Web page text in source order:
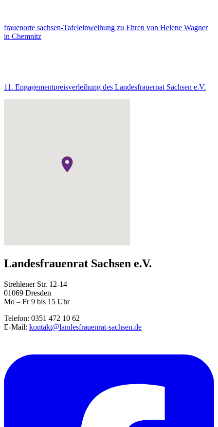
frauenorte sachsen-Tafeleinweihung zu Ehren von Helene Wagner
in Chemnitz
11. Engagementpreisverleihung des Landesfrauernat Sachsen e.V.
Landesfrauenrat Sachsen e.V.
Strehlener Str. 12-14
01069 Dresden
Mo – Fr 9 bis 15 Uhr
Telefon: 0351 472 10 62
E-Mail: kontakt@landesfrauenrat-sachsen.de